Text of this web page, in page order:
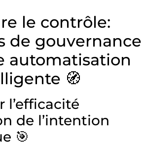
le contrôle:
de gouvernance
automatisation
🧭
l’efficacité
de l’intention
🎯